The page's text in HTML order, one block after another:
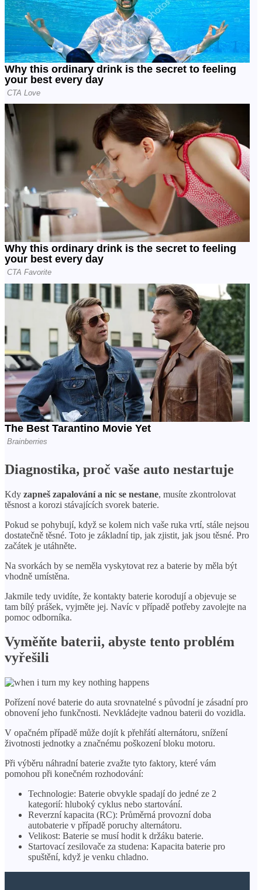
Diagnostika, proč vaše auto nestartuje
Kdy zapneš zapalování a nic se nestane, musíte zkontrolovat
těsnost a korozi stávajících svorek baterie.
Pokud se pohybují, když se kolem nich vaše ruka vrtí, stále nejsou
dostatečně těsné. Toto je základní tip, jak zjistit, jak jsou těsné. Pro
začátek je utáhněte.
Na svorkách by se neměla vyskytovat rez a baterie by měla být
vhodně umístěna.
Jakmile tedy uvidíte, že kontakty baterie korodují a objevuje se
tam bílý prášek, vyjměte jej. Navíc v případě potřeby zavolejte na
pomoc odborníka.
Vyměňte baterii, abyste tento problém
vyřešili
Pořízení nové baterie do auta srovnatelné s původní je zásadní pro
obnovení jeho funkčnosti. Nevkládejte vadnou baterii do vozidla.
V opačném případě může dojít k přehřátí alternátoru, snížení
životnosti jednotky a značnému poškození bloku motoru.
Při výběru náhradní baterie zvažte tyto faktory, které vám
pomohou při konečném rozhodování:
Technologie: Baterie obvykle spadají do jedné ze 2
kategorií: hluboký cyklus nebo startování.
Reverzní kapacita (RC): Průměrná provozní doba
autobaterie v případě poruchy alternátoru.
Velikost: Baterie se musí hodit k držáku baterie.
Startovací zesilovače za studena: Kapacita baterie pro
spuštění, když je venku chladno.